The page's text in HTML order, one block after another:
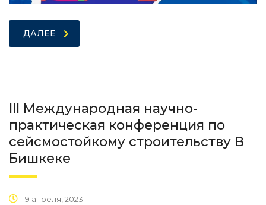
ДАЛЕЕ
III Международная научно-
практическая конференция по
сейсмостойкому строительству В
Бишкеке
19 апреля, 2023